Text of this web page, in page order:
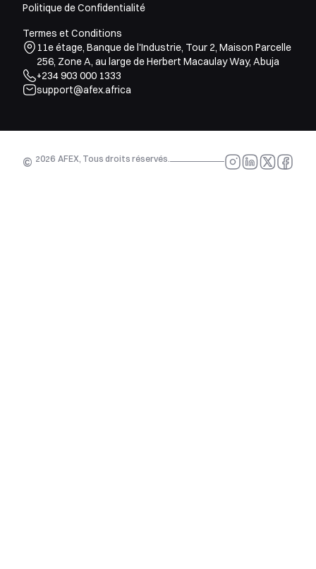
Politique de Confidentialité
Termes et Conditions
11e étage, Banque de l'Industrie, Tour 2, Maison Parcelle
256, Zone A, au large de Herbert Macaulay Way, Abuja
+234 903 000 1333
support@afex.africa
© 2026 AFEX, Tous droits réservés.